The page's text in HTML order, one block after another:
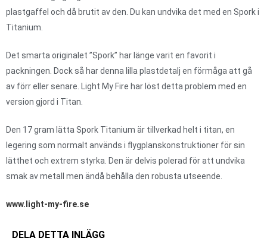
plastgaffel och då brutit av den. Du kan undvika det med en Spork i
Titanium.
Det smarta originalet ”Spork” har länge varit en favorit i
packningen. Dock så har denna lilla plastdetalj en förmåga att gå
av förr eller senare. Light My Fire har löst detta problem med en
version gjord i Titan.
Den 17 gram lätta Spork Titanium är tillverkad helt i titan, en
legering som normalt används i flygplanskonstruktioner för sin
lätthet och extrem styrka. Den är delvis polerad för att undvika
smak av metall men ändå behålla den robusta utseende.
www.light-my-fire.se
DELA DETTA INLÄGG